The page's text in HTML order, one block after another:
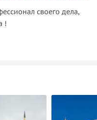
своего дела,
!